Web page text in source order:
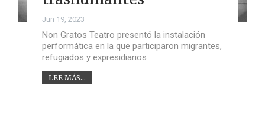
Jun 19, 2023
Non Gratos Teatro presentó la instalación
performática en la que participaron migrantes,
refugiados y expresidiarios
LEE MÁS...